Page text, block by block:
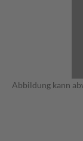
Abbildung kann